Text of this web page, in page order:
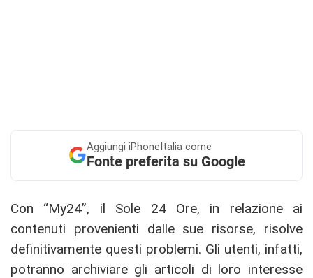
Aggiungi iPhoneItalia come
Fonte preferita su Google
Con “My24”, il Sole 24 Ore, in relazione ai
contenuti provenienti dalle sue risorse, risolve
definitivamente questi problemi. Gli utenti, infatti,
potranno archiviare gli articoli di loro interesse